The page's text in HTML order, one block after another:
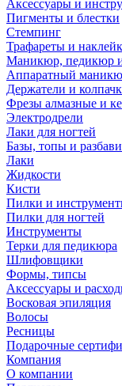
Аксессуары и
Пигменты и блестки
Стемпинг
Трафареты и
Маникюр, педикюр и
Аппаратный
Держатели и
Фрезы алмазные и
Электродрели
Лаки для ногтей
Базы, топы и
Лаки
Жидкости
Кисти
Пилки и
Пилки для ногтей
Инструменты
Терки для педикюра
Шлифовщики
Формы, типсы
Аксессуары и
Восковая эпиляция
Волосы
Ресницы
Подарочные
Компания
О компании